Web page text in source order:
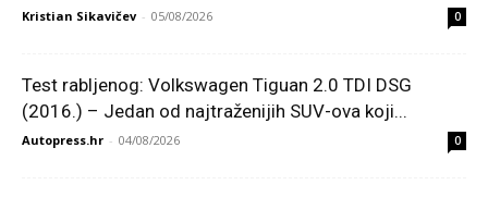
Kristian Sikavičev - 05/08/2026 0
Test rabljenog: Volkswagen Tiguan 2.0 TDI DSG
(2016.) – Jedan od najtraženijih SUV-ova koji...
Autopress.hr - 04/08/2026 0